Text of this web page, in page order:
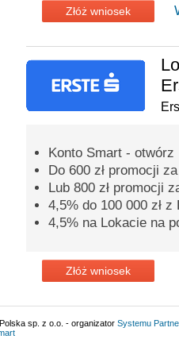
Złóż wniosek
Konto Smart -
Do 600 zł promocji
Lub 800 zł promocji
4,5% do 100 000 zł
4,5% na Lokacie na
Złóż wniosek
sp. z o.o. - organizator Systemu